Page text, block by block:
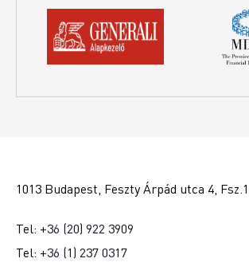
1013 Budapest, Feszty Árpád utca 4,
Tel: +36 (20) 922 3909
Tel: +36 (1) 237 0317